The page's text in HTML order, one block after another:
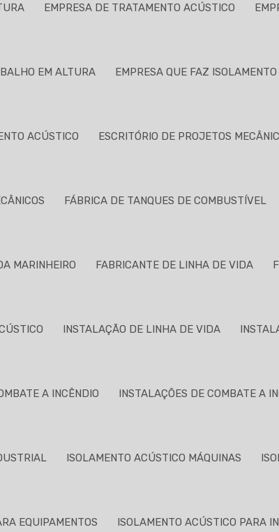
EMPRESA DE TRATAMENTO ACÚSTICO
EM ALTURA EMPRESA QUE FAZ
ACÚSTICO ESCRITÓRIO DE PROJETOS
FÁBRICA DE TANQUES DE COMBUSTÍVEL
MARINHEIRO FABRICANTE DE LINHA DE VIDA
INSTALAÇÃO DE LINHA DE VIDA
A INCÊNDIO INSTALAÇÕES DE COMBATE A
ISOLAMENTO ACÚSTICO MÁQUINAS
EQUIPAMENTOS ISOLAMENTO ACÚSTICO PARA